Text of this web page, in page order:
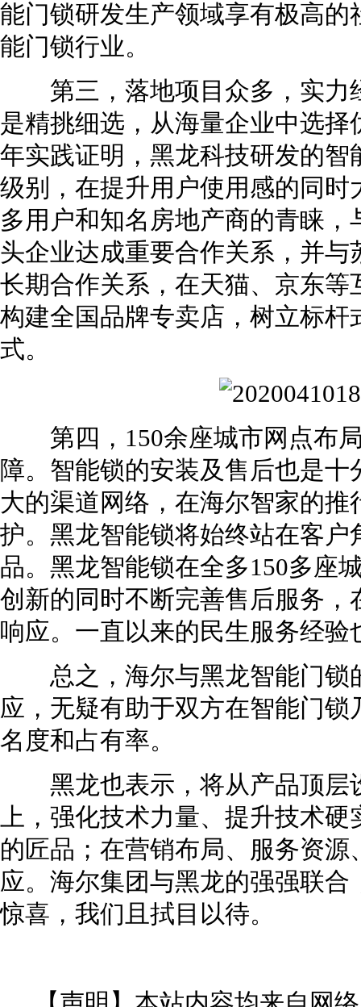
能门锁研发生产领域享有极高
能门锁行业。
第三，落地项目众多，实力
是精挑细选，从海量企业中选
年实践证明，黑龙科技研发的
级别，在提升用户使用感的同
多用户和知名房地产商的青睐
头企业达成重要合作关系，并
长期合作关系，在天猫、京东
构建全国品牌专卖店，树立标
式。
第四，150余座城市网点布局
障。智能锁的安装及售后也是
大的渠道网络，在海尔智家的
护。黑龙智能锁将始终站在客
品。黑龙智能锁在全多150多座
创新的同时不断完善售后服务
响应。一直以来的民生服务经
总之，海尔与黑龙智能门锁
应，无疑有助于双方在智能门
名度和占有率。
黑龙也表示，将从产品顶层
上，强化技术力量、提升技术
的匠品；在营销布局、服务资
应。海尔集团与黑龙的强强联
惊喜，我们且拭目以待。